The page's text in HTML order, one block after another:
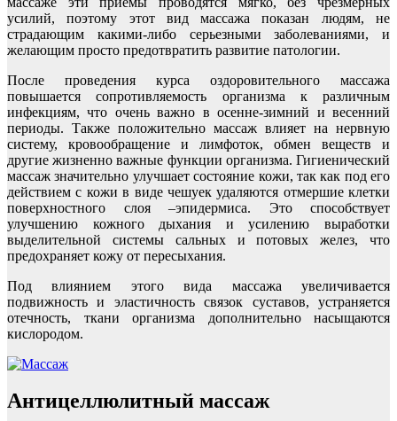
усилий, поэтому этот вид массажа показан людям, не
страдающим какими-либо серьезными заболеваниями, и
желающим просто предотвратить развитие патологии.
После проведения курса оздоровительного массажа
повышается сопротивляемость организма к различным
инфекциям, что очень важно в осенне-зимний и весенний
периоды. Также положительно массаж влияет на нервную
систему, кровообращение и лимфоток, обмен веществ и
другие жизненно важные функции организма. Гигиенический
массаж значительно улучшает состояние кожи, так как под его
действием с кожи в виде чешуек удаляются отмершие клетки
поверхностного слоя –эпидермиса. Это способствует
улучшению кожного дыхания и усилению выработки
выделительной системы сальных и потовых желез, что
предохраняет кожу от пересыхания.
Под влиянием этого вида массажа увеличивается
подвижность и эластичность связок суставов, устраняется
отечность, ткани организма дополнительно насыщаются
кислородом.
Антицеллюлитный массаж